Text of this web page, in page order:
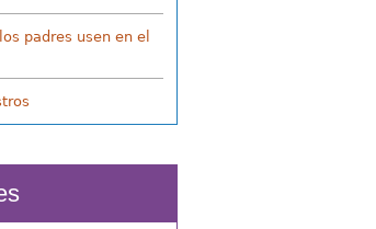
padres usen en el